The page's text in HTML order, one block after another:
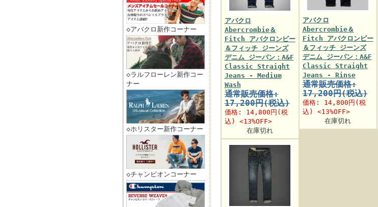
◇アバクロ新作コーナー
◇ラルフローレン新作コー
ナー
◇ホリスター新作コーナー
◇チャンピオンコーナー
アバクロ
Abercrombie＆
Fitch アバクロンビー
＆フィッチ ジーンズ
デニム ジーパン：A&F
Classic Straight
Jeans - Medium
Wash
通常販売価格:
17,200円(税込)
価格: 14,800円 (税
込) <13%OFF>
在庫切れ
アバクロ
Abercrombie＆
Fitch アバクロンビー
＆フィッチ ジーンズ
デニム ジーパン：A&F
Classic Straight
Jeans - Rinse
通常販売価格:
17,200円(税込)
価格: 14,800円 (税
込) <13%OFF>
在庫切れ